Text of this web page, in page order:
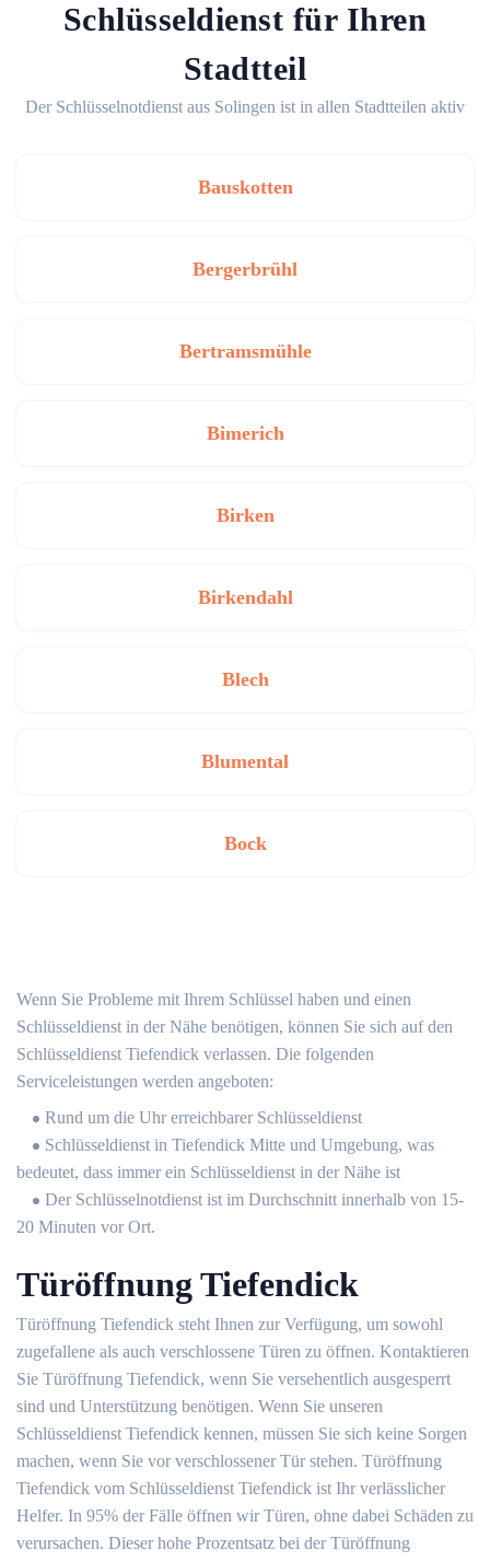
Schlüsseldienst für Ihren
Stadtteil
Der Schlüsselnotdienst aus Solingen ist in allen Stadtteilen aktiv
Bauskotten
Bergerbrühl
Bertramsmühle
Bimerich
Birken
Birkendahl
Blech
Blumental
Bock
Wenn Sie Probleme mit Ihrem Schlüssel haben und einen
Schlüsseldienst in der Nähe benötigen, können Sie sich auf den
Schlüsseldienst Tiefendick verlassen. Die folgenden
Serviceleistungen werden angeboten:
Rund um die Uhr erreichbarer Schlüsseldienst
Schlüsseldienst in Tiefendick Mitte und Umgebung, was
bedeutet, dass immer ein Schlüsseldienst in der Nähe ist
Der Schlüsselnotdienst ist im Durchschnitt innerhalb von 15-
20 Minuten vor Ort.
Türöffnung Tiefendick
Türöffnung Tiefendick steht Ihnen zur Verfügung, um sowohl
zugefallene als auch verschlossene Türen zu öffnen. Kontaktieren
Sie Türöffnung Tiefendick, wenn Sie versehentlich ausgesperrt
sind und Unterstützung benötigen. Wenn Sie unseren
Schlüsseldienst Tiefendick kennen, müssen Sie sich keine Sorgen
machen, wenn Sie vor verschlossener Tür stehen. Türöffnung
Tiefendick vom Schlüsseldienst Tiefendick ist Ihr verlässlicher
Helfer. In 95% der Fälle öffnen wir Türen, ohne dabei Schäden zu
verursachen. Dieser hohe Prozentsatz bei der Türöffnung